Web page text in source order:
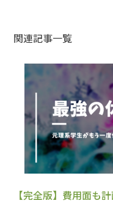
関連記事一覧
【完全版】費用面も